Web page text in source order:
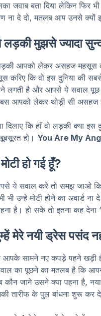
जवाब बता दिया लेकिन फिर
ना दे दो, मतलब आप उनसे क्यों
लड़की मुझसे ज्यादा
आपको लेकर असहज महसूस
करिए कि वो इस दुनिया की
लगती है और आपसे ये सवाल पूछ
बस आपको लेकर थोड़ी सी असहज
दिलाए कि हाँ वो लड़की क्या
हो। You Are My
हो गई हूँ?
ये सवाल करे तो समझ जाओ
भी उन्हे मोटी होने का अवार्ड ना
है। हो सके तो इतना कह देना
मेरे नयी ड्रेस पसंद
आपके सामने नए कपड़े पहने
का पूछने का मतलब है कि
कौन जाने उसने क्या पहना है,
तारीफ के पुल बांधना शुरू कर